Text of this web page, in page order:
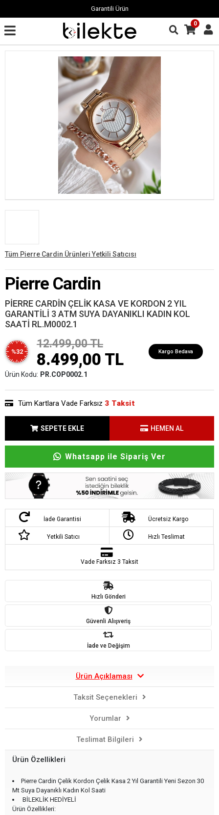
Garantili Ürün
0
Tüm Pierre Cardin Ürünleri Yetkili Satıcısı
Pierre Cardin
PİERRE CARDİN ÇELİK KASA VE KORDON 2 YIL
GARANTİLİ 3 ATM SUYA DAYANIKLI KADIN KOL
SAATİ RL.M0002.1
%32
12.499,00 TL
8.499,00 TL Kargo Bedava
Ürün Kodu: PR.COP0002.1
Tüm Kartlara Vade Farksız 3 Taksit
SEPETE EKLE HEMEN AL
Whatsapp ile Sipariş Ver
İade Garantisi Ücretsiz Kargo
Yetkili Satıcı Hızlı Teslimat
Vade Farksız 3 Taksit
Hızlı Gönderi
Güvenli Alışveriş
İade ve Değişim
Ürün Açıklaması
Taksit Seçenekleri
Yorumlar
Teslimat Bilgileri
Ürün Özellikleri
Pierre Cardin Çelik Kordon Çelik Kasa 2 Yıl Garantili Yeni Sezon 30
Mt Suya Dayanıklı Kadın Kol Saati
BİLEKLİK HEDİYELİ
Ürün Özellikleri: